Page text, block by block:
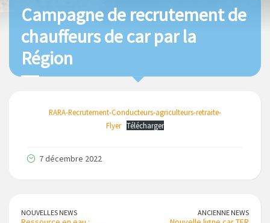
Campagne de recrutement de
chauffeurs de car par la
Région
RARA-Recrutement-Conducteurs-agriculteurs-retraite-
Flyer Télécharger
7 décembre 2022
NOUVELLES NEWS ANCIENNE NEWS